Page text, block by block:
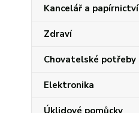
Kancelář a papírnictví
Zdraví
Chovatelské potřeby
Elektronika